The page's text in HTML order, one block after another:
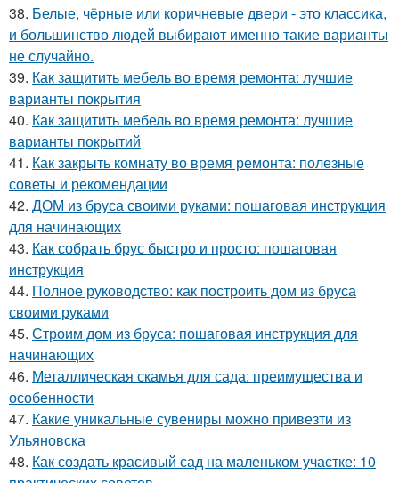
38. Белые, чёрные или коричневые двери - это классика,
и большинство людей выбирают именно такие варианты
не случайно.
39. Как защитить мебель во время ремонта: лучшие
варианты покрытия
40. Как защитить мебель во время ремонта: лучшие
варианты покрытий
41. Как закрыть комнату во время ремонта: полезные
советы и рекомендации
42. ДОМ из бруса своими руками: пошаговая инструкция
для начинающих
43. Как собрать брус быстро и просто: пошаговая
инструкция
44. Полное руководство: как построить дом из бруса
своими руками
45. Строим дом из бруса: пошаговая инструкция для
начинающих
46. Металлическая скамья для сада: преимущества и
особенности
47. Какие уникальные сувениры можно привезти из
Ульяновска
48. Как создать красивый сад на маленьком участке: 10